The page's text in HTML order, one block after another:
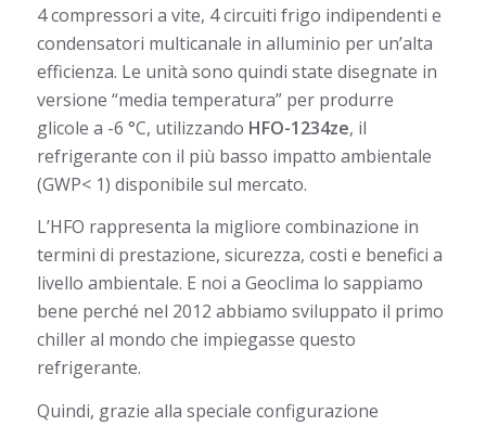
4 compressori a vite, 4 circuiti frigo indipendenti e
condensatori multicanale in alluminio per un’alta
efficienza. Le unità sono quindi state disegnate in
versione “media temperatura” per produrre
glicole a -6 °C, utilizzando HFO-1234ze, il
refrigerante con il più basso impatto ambientale
(GWP< 1) disponibile sul mercato.
L’HFO rappresenta la migliore combinazione in
termini di prestazione, sicurezza, costi e benefici a
livello ambientale. E noi a Geoclima lo sappiamo
bene perché nel 2012 abbiamo sviluppato il primo
chiller al mondo che impiegasse questo
refrigerante.
Quindi, grazie alla speciale configurazione